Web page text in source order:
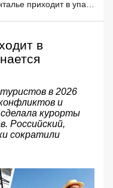
в
в 2026
и
курорты
Российский,
сократили